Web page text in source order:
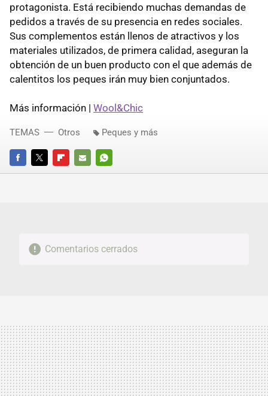
protagonista. Está recibiendo muchas demandas de
pedidos a través de su presencia en redes sociales.
Sus complementos están llenos de atractivos y los
materiales utilizados, de primera calidad, aseguran la
obtención de un buen producto con el que además de
calentitos los peques irán muy bien conjuntados.
Más información | Wool&Chic
FACEBOOKTWITTERFLIPBOARD
E-
WHATSAPP
TEMAS Otros Peques y más
Comentarios cerrados